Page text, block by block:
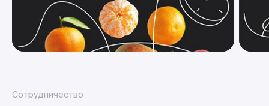
Сотрудничество